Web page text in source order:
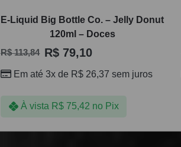
E-Liquid Big Bottle Co. – Jelly Donut
120ml – Doces
R$113,84 R$79,10
Em até 3x de R$26,37 sem juros
À vista R$75,42 no Pix